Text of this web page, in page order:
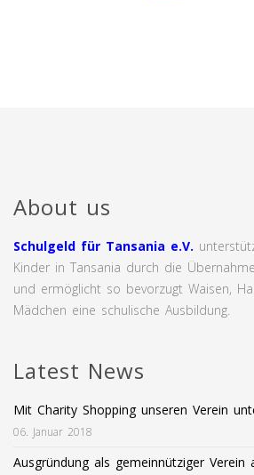
About us
Schulgeld für Tansania e.V.
Kinder in Tansania durch die
und ermöglicht so bevorzugt Waisen,
Mädchen eine schulische Ausbildung.
Latest News
Mit Charity Shopping unseren Verein
06. Januar 2018
Ausgründung als gemeinnütziger Verein